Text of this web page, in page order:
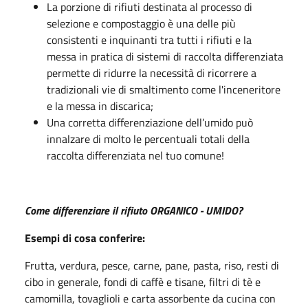
La porzione di rifiuti destinata al processo di
selezione e compostaggio è una delle più
consistenti e inquinanti tra tutti i rifiuti e la
messa in pratica di sistemi di raccolta differenziata
permette di ridurre la necessità di ricorrere a
tradizionali vie di smaltimento come l'inceneritore
e la messa in discarica;
Una corretta differenziazione dell’umido può
innalzare di molto le percentuali totali della
raccolta differenziata nel tuo comune!
Come differenziare il rifiuto ORGANICO - UMIDO?
Esempi di cosa conferire:
Frutta, verdura, pesce, carne, pane, pasta, riso, resti di
cibo in generale, fondi di caffè e tisane, filtri di tè e
camomilla, tovaglioli e carta assorbente da cucina con